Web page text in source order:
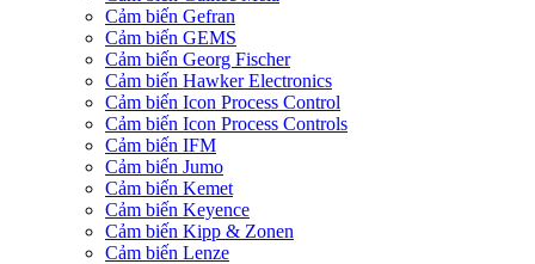
Cảm biến Gefran
Cảm biến GEMS
Cảm biến Georg Fischer
Cảm biến Hawker Electronics
Cảm biến Icon Process Control
Cảm biến Icon Process Controls
Cảm biến IFM
Cảm biến Jumo
Cảm biến Kemet
Cảm biến Keyence
Cảm biến Kipp & Zonen
Cảm biến Lenze